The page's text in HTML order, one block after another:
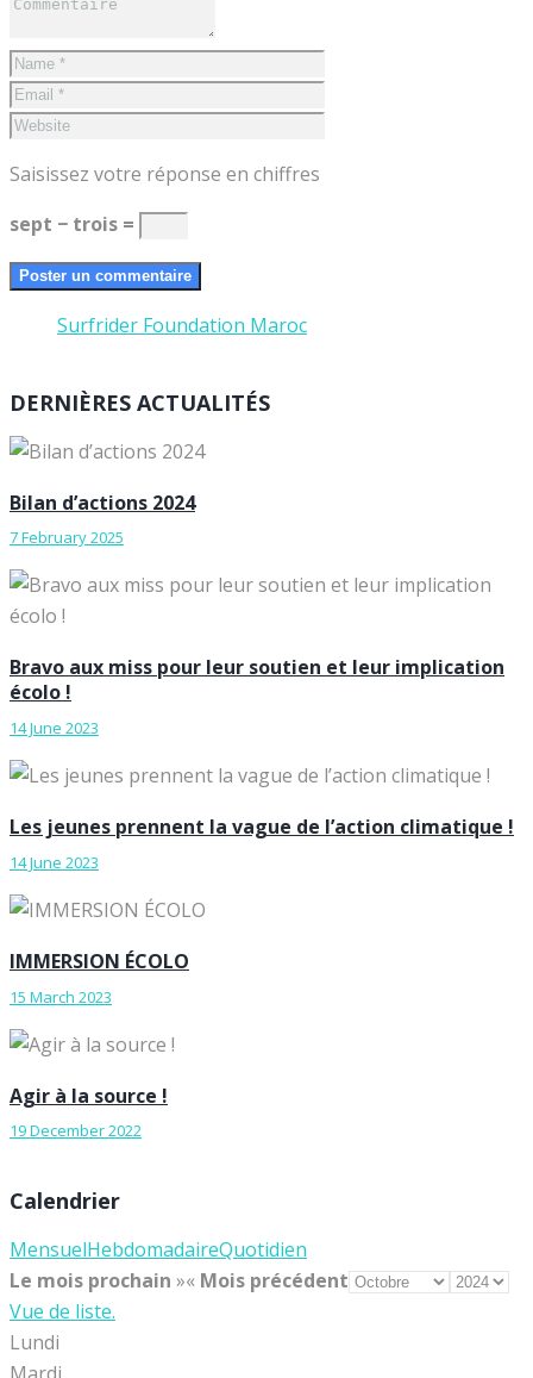
Saisissez votre réponse en chiffres
sept − trois =
Surfrider Foundation Maroc
DERNIÈRES ACTUALITÉS
Bilan d’actions 2024
7 February 2025
Bravo aux miss pour leur soutien et leur implication
écolo !
14 June 2023
Les jeunes prennent la vague de l’action climatique !
14 June 2023
IMMERSION ÉCOLO
15 March 2023
Agir à la source !
19 December 2022
Calendrier
MensuelHebdomadaireQuotidien
Le mois prochain »« Mois précédent
Vue de liste.
Lundi